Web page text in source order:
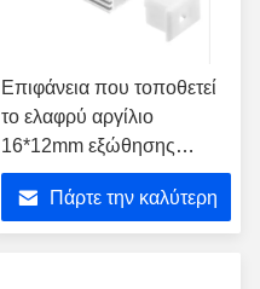
Επιφάνεια που τοποθετεί
το ελαφρύ αργίλιο
16*12mm εξώθησης
καναλιών ταινιών των
οδηγήσεων
Πάρτε την καλύτερη